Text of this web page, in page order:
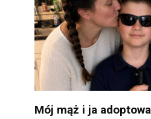
Mój mąż i ja